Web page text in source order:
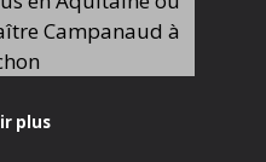
Campanaud à
plus